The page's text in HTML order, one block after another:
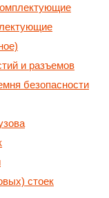
и разъемов
безопасности
стоек